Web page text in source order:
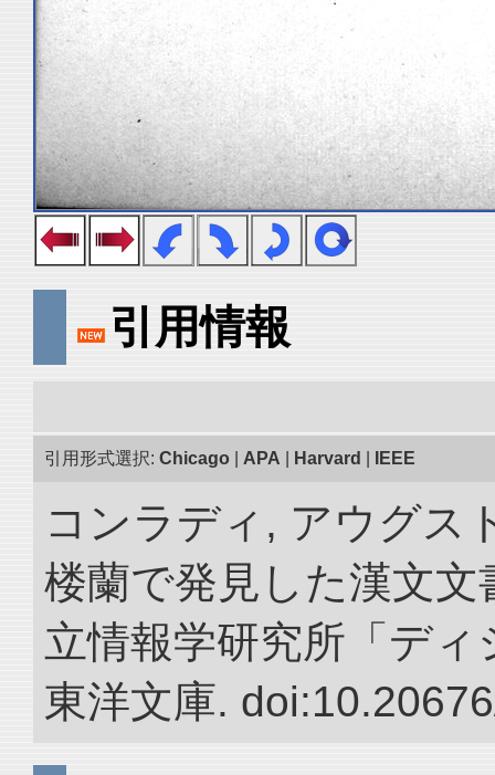
引用情報
引用形式選択: Chicago APA Harvard IEEE
コンラディ, アウグス
楼蘭で発見した漢文文
立情報学研究所「デ
東洋文庫.